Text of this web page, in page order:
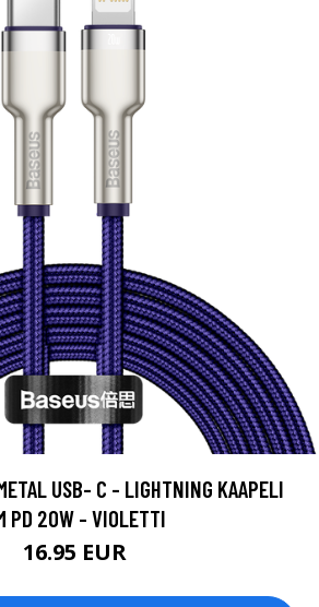
USB- C - LIGHTNING KAAPELI
PD 20W - VIOLETTI
16.95 EUR